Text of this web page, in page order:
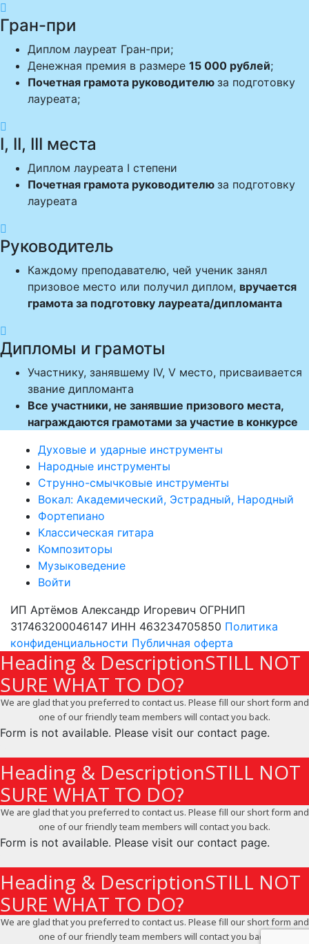

Гран-при
Диплом лауреат Гран-при;
Денежная премия в размере 15 000 рублей;
Почетная грамота руководителю за подготовку
лауреата;

I, II, III места
Диплом лауреата I степени
Почетная грамота руководителю за подготовку
лауреата

Руководитель
Каждому преподавателю, чей ученик занял
призовое место или получил диплом, вручается
грамота за подготовку лауреата/дипломанта

Дипломы и грамоты
Участнику, занявшему IV, V место, присваивается
звание дипломанта
Все участники, не занявшие призового места,
награждаются грамотами за участие в конкурсе
Духовые и ударные инструменты
Народные инструменты
Струнно-смычковые инструменты
Вокал: Академический, Эстрадный, Народный
Фортепиано
Классическая гитара
Композиторы
Музыковедение
Войти
ИП Артёмов Александр Игоревич ОГРНИП
317463200046147 ИНН 463234705850 Политика
конфиденциальности Публичная оферта
Heading & DescriptionSTILL NOT
SURE WHAT TO DO?
We are glad that you preferred to contact us. Please fill our short form and
one of our friendly team members will contact you back.
Form is not available. Please visit our contact page.
Heading & DescriptionSTILL NOT
SURE WHAT TO DO?
We are glad that you preferred to contact us. Please fill our short form and
one of our friendly team members will contact you back.
Form is not available. Please visit our contact page.
Heading & DescriptionSTILL NOT
SURE WHAT TO DO?
We are glad that you preferred to contact us. Please fill our short form and
one of our friendly team members will contact you back.